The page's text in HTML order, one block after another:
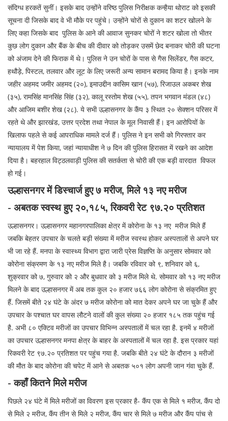
संदिग्ध हरकतें सुनीं। इसके बाद उन्होंने वरिष्ठ पुलिस निरीक्षक कन्हैया थोराट को इसकी
सूचना दी जिसके बाद वे भी मौके पर पहुंचे। उन्होंने चोरों से दुकान का शटर खोलने के
लिए कहा जिसके बाद पुलिस के आने की आवाज सुनकर चोरों ने शटर खोला तो भीतर
कुछ लोग दुकान और बैंक के बीच की दीवार को तोड़कर उसमें छेद बनाकर चोरी की घटना
को अंजाम देने की फिराक में थे। पुलिस ने उन चोरों के पास से गैस सिलेंडर, गैस कटर,
हथौड़े, पिस्टल, तलवार और लूट के लिए जरूरी अन्य सामान बरामद किया है। इनके नाम
जहीर अहमद जमीर अहमद (२०), इमाउद्दीन कासिम खान (५७), रिजाउल अकबर शेख
(३५), रामसिंह मानसिंह सिंह (३२), कालू रस्तोम शेख (५५), तपन भगवान मंडल (४८)
और आजिम बशीर शेख (२८). ये सभी उल्हासनगर के कैंप ३ स्थित २० सेक्शन परिसर में
रहते थे और झारखंड, उत्तर प्रदेश तथा नेपाल के मूल निवासी हैं। इन आरोपियों के
खिलाफ पहले से कई आपराधिक मामले दर्ज हैं। पुलिस ने इन सभी को गिरफ्तार कर
न्यायालय में पेश किया, जहां न्यायाधीश ने ७ दिन की पुलिस हिरासत में रखने का आदेश
दिया है। बहरहाल विट्ठलवाड़ी पुलिस की सतर्कता से चोरी की एक बड़ी वारदात विफल
हो गई।
उल्हासनगर में डिस्चार्ज हुए ७ मरीज, मिले १३ नए मरीज
- अबतक स्वस्थ हुए २०,१८५, रिकवरी रेट ९७.२० प्रतिशत
उल्हासनगर। उल्हासनगर महानगरपालिका क्षेत्र में कोरोना के १३ नए मरीज मिले हैं
जबकि बेहतर उपचार के चलते बड़ी संख्या में मरीज स्वस्थ होकर अस्पतालों से अपने घर
भी जा रहे हैं. मनपा के स्वास्थ्य विभाग द्वारा जारी प्रेस विज्ञप्ति के अनुसार सोमवार को
कोरोना संक्रमण के १३ नए मरीज मिले है। जबकि रविवार को ९, शनिवार को ६,
शुक्रवार को ७, गुरुवार को २ और बुधवार को ३ मरीज मिले थे. सोमवार को १३ नए मरीज
मिलने के बाद उल्हासनगर में अब तक कुल २० हजार ७६६ लोग कोरोना से संक्रमित हुए
हैं. जिसमें बीते २४ घंटे के अंदर ७ मरीज कोरोना को मात देकर अपने घर जा चुके हैं और
उपचार के पश्चात घर वापस लौटने वालों की कुल संख्या २० हजार १८५ तक पहुंच गई
है. अभी ८० एक्टिव मरीजों का उपचार विभिन्न अस्पतालों में चल रहा है. इनमें ४ मरीजों
का उपचार उल्हासनगर मनपा क्षेत्र के बाहर के अस्पतालों में चल रहा है. इस प्रकार यहां
रिकवरी रेट ९७.२० प्रतिशत पर पहुंच गया है. जबकि बीते २४ घंटे के दौरान ३ मरीजों
की मौत के बाद कोरोना की चपेट में आने से अबतक ५०१ लोग अपनी जान गंवा चुके हैं.
- कहाँ कितने मिले मरीज
पिछले २४ घंटे में मिले मरीजों का विवरण इस प्रकार है- कैंप एक से मिले १ मरीज, कैंप दो
से मिले २ मरीज, कैंप तीन से मिले २ मरीज, कैंप चार से मिले ७ मरीज और कैंप पांच से